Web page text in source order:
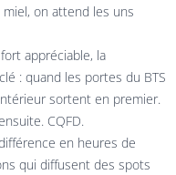
on attend les uns
appréciable, la
: quand les portes du BTS
sortent en premier.
CQFD.
en heures de
qui diffusent des spots